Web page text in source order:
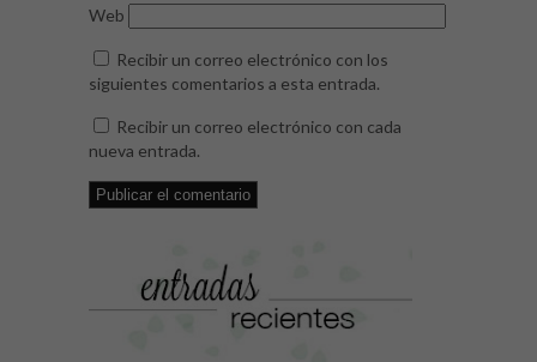
Web
Recibir un correo electrónico con los
siguientes comentarios a esta entrada.
Recibir un correo electrónico con cada
nueva entrada.